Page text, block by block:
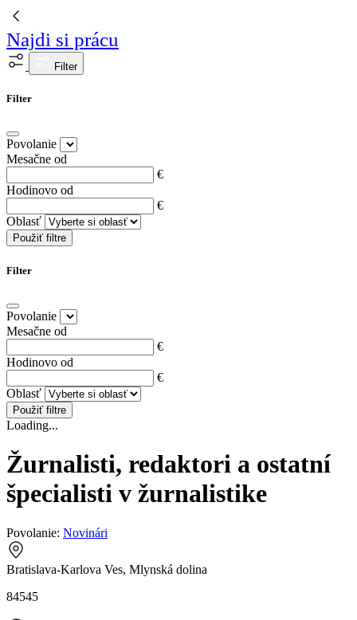
Najdi si prácu
Filter
Filter
Povolanie
Mesačne od
€
Hodinovo od
€
Oblasť
Použiť filtre
Filter
Povolanie
Mesačne od
€
Hodinovo od
€
Oblasť
Použiť filtre
Loading...
Žurnalisti, redaktori a ostatní
špecialisti v žurnalistike
Povolanie: Novinári
Bratislava-Karlova Ves, Mlynská dolina
84545